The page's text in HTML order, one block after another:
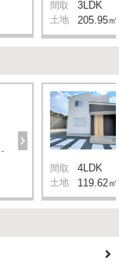
間取 3LDK
土地 205.95㎡
間取 4LDK
土地 119.62㎡